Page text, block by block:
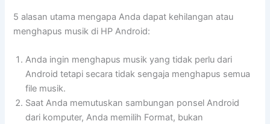
5 alasan utama mengapa Anda dapat kehilangan atau
menghapus musik di HP Android:
Anda ingin menghapus musik yang tidak perlu dari
Android tetapi secara tidak sengaja menghapus semua
file musik.
Saat Anda memutuskan sambungan ponsel Android
dari komputer, Anda memilih Format, bukan